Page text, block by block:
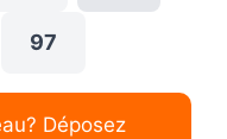
97
Déposez